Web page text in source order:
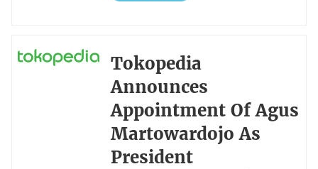
Tokopedia
Announces
Appointment Of Agus
Martowardojo As
President